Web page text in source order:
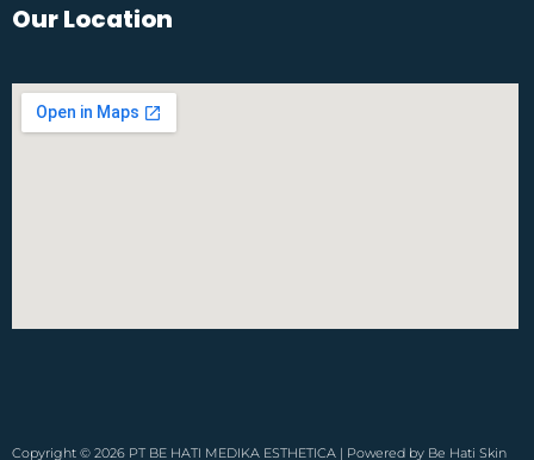
Our Location
Copyright © 2026 PT BE HATI MEDIKA ESTHETICA | Powered by Be Hati Skin